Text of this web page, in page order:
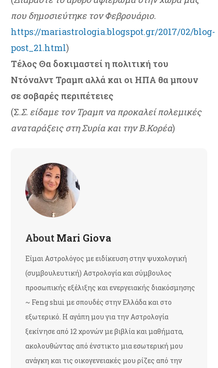
που δημοσιεύτηκε τον Φεβρουάριο.
https://mariastrologia.blogspot.gr/2017/02/blog-
post_21.html)
Τέλος Θα δοκιμαστεί η πολιτική του
Ντόναλντ Τραμπ αλλά και οι ΗΠΑ θα μπουν
σε σοβαρές περιπέτειες
(Σ.Σ. είδαμε τον Τραμπ να προκαλεί πολεμικές
αναταράξεις στη Συρία και την Β.Κορέα)
AboutMari Giova
Είμαι Αστρολόγος με ειδίκευση στην ψυχολογική
(συμβουλευτική) Αστρολογία και σύμβουλος
προσωπικής εξέλιξης και ενεργειακής διακόσμησης
~ Feng shui με σπουδές στην Ελλάδα και στο
εξωτερικό. Η αγάπη μου για την Αστρολογία
ξεκίνησε από 12 χρονών με βιβλία και μαθήματα,
ακολουθώντας από ένστικτο μια εσωτερική μου
ανάγκη και τις οικογενειακές μου ρίζες από την